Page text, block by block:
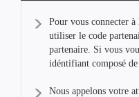
Pour vous connecter
utiliser le code
partenaire. Si vous
idéntifiant composé
Nous appelons votre